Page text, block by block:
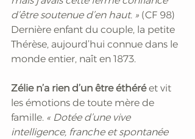
d’être soutenue d’en haut. » (CF 98)
Dernière enfant du couple, la petite
Thérèse, aujourd’hui connue dans le
monde entier, naît en 1873.
Zélie n’a rien d’un être éthéré et vit
les émotions de toute mère de
famille. « Dotée d’une vive
intelligence, franche et spontanée